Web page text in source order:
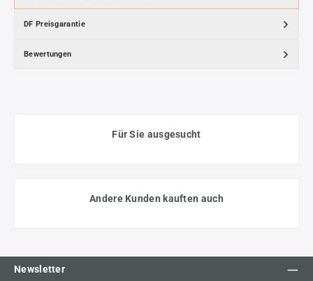
DF Preisgarantie
Bewertungen
Für Sie ausgesucht
Andere Kunden kauften auch
Newsletter